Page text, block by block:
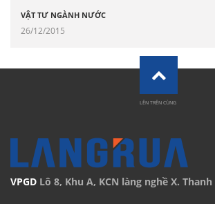
VẬT TƯ NGÀNH NƯỚC
26/12/2015
VPGD Lô 8, Khu A, KCN làng nghề X.
LÊN TRÊN CÙNG